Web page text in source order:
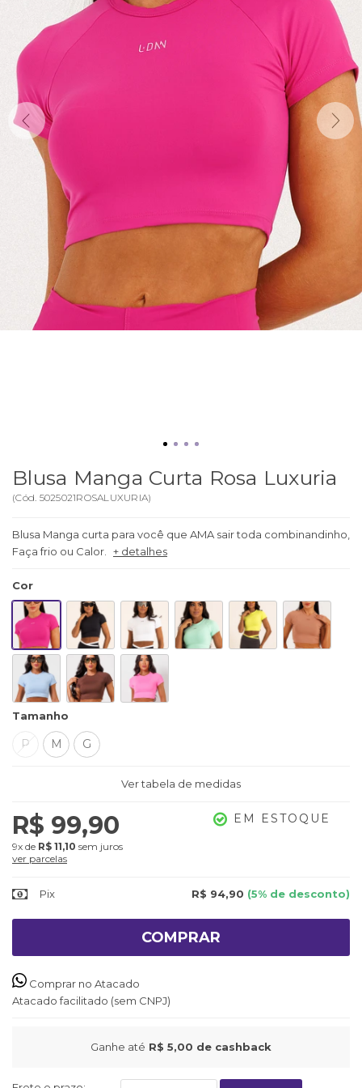
Blusa Manga Curta Rosa Luxuria
(Cód. 5025021ROSALUXURIA)
Blusa Manga curta para você que AMA sair toda combinandinho,
Faça frio ou Calor.
+ detalhes
Cor
Tamanho
P M G
Ver tabela de medidas
R$ 99,90
9x de R$ 11,10 sem juros
ver parcelas
EM ESTOQUE
Pix R$ 94,90 (5% de desconto)
COMPRAR
Comprar no Atacado
Atacado facilitado (sem CNPJ)
Ganhe até R$ 5,00 de cashback